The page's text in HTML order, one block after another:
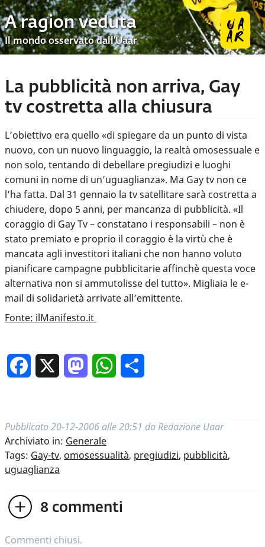
A ragion veduta
Il mondo osservato dall’Uaar
La pubblicità non arriva, Gay
tv costretta alla chiusura
L’obiettivo era quello «di spiegare da un punto di vista
nuovo, con un nuovo linguaggio, la realtà omosessuale e
non solo, tentando di debellare pregiudizi e luoghi
comuni in nome di un’uguaglianza». Ma Gay tv non ce
l’ha fatta. Dal 31 gennaio la tv satellitare sarà costretta a
chiudere, dopo 5 anni, per mancanza di pubblicità. «Il
coraggio di Gay Tv – constatano i responsabili – non è
stato premiato e proprio il coraggio è la virtù che è
mancata agli investitori italiani che non hanno voluto
pianificare campagne pubblicitarie affinchè questa voce
alternativa non si ammutolisse del tutto». Migliaia le e-
mail di solidarietà arrivate all’emittente.
Fonte: ilManifesto.it
Facebook MastodonWhatsApp
Pubblicato 20-12-2006 alle 20:51 da Redazione Uaar
Archiviato in: Generale
Tags: Gay-tv, omosessualità, pregiudizi, pubblicità,
uguaglianza
8 commenti
Commenti chiusi.